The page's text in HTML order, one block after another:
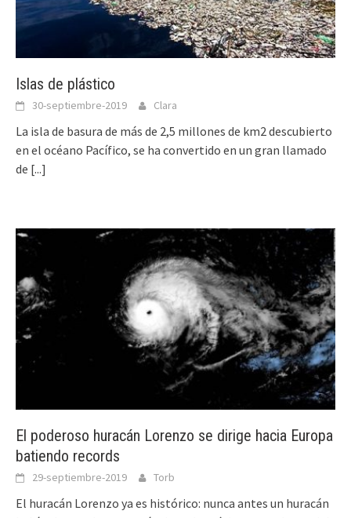
Islas de plástico
30-septiembre-2019 Clara
La isla de basura de más de 2,5 millones de km2 descubierto
en el océano Pacífico, se ha convertido en un gran llamado
de [...]
El poderoso huracán Lorenzo se dirige hacia Europa
batiendo records
29-septiembre-2019 Torb
El huracán Lorenzo ya es histórico: nunca antes un huracán